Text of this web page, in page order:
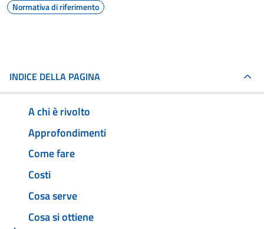
Normativa di riferimento
INDICE DELLA PAGINA
A chi è rivolto
Approfondimenti
Come fare
Costi
Cosa serve
Cosa si ottiene